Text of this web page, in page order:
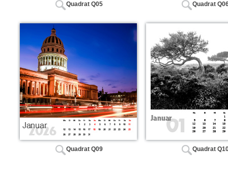
Quadrat Q05 Quadrat
Quadrat Q09 Quadrat